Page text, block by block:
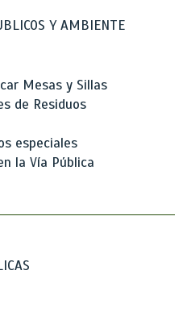
Y AMBIENTE
Mesas y Sillas
de Residuos
especiales
la Vía Pública